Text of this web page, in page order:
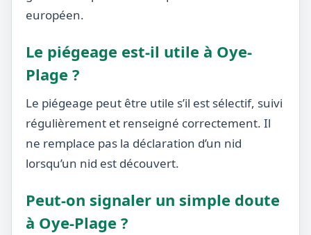
européen.
Le piégeage est-il utile à Oye-
Plage ?
Le piégeage peut être utile s’il est sélectif, suivi
régulièrement et renseigné correctement. Il
ne remplace pas la déclaration d’un nid
lorsqu’un nid est découvert.
Peut-on signaler un simple doute
à Oye-Plage ?